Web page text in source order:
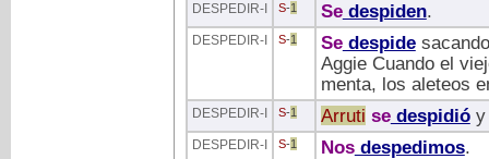
DESPEDIR-I S-1 Sedespiden.
DESPEDIR-I S-1 Sedespide
Aggie Cuando el
menta, los aleteos
DESPEDIR-I S-1 Arruti sedespidióy
DESPEDIR-I S-1 Nosdespedimos.